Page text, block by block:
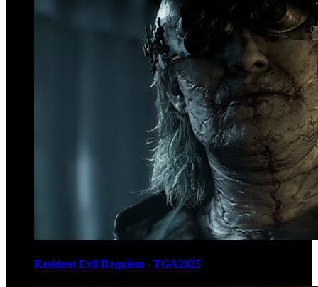
Resident Evil Requiem - TGA2025